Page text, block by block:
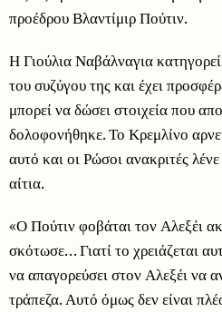
προέδρου Βλαντίμιρ Πούτιν.
Η Γιούλια Ναβάλναγια
του συζύγου της και έχει
μπορεί να δώσει στοιχεία που
δολοφονήθηκε. Το Κρεμλίνο
αυτό και οι Ρώσοι ανακριτές
αίτια.
«Ο Πούτιν φοβάται τον Αλεξέι
σκότωσε… Γιατί το χρειάζεται
να απαγορεύσει στον Αλεξέι να
τράπεζα. Αυτό όμως δεν είναι